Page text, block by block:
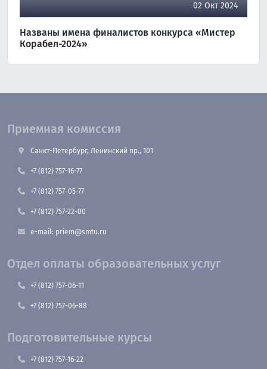
02 Окт 2024
Названы имена финалистов конкурса «Мистер
Корабел-2024»
Приемная комиссия
Санкт-Петербург, Ленинский пр., 101
+7 (812) 757-16-77
+7 (812) 757-05-77
+7 (812) 757-22-00
e-mail: priem@smtu.ru
Отдел оплаты образовательных услуг
+7 (812) 757-06-11
+7 (812) 757-06-88
Подготовительные курсы
+7 (812) 757-16-22